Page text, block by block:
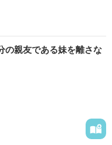
吸血鬼
な、闇姫。俺様の女に
コいい黒炎くんに私は
として掲載されまし
から感謝しています。
オメガ男子
んへ紹介したい！ピッ
ッドの上では甘い声を出
の親友である妹を離さな